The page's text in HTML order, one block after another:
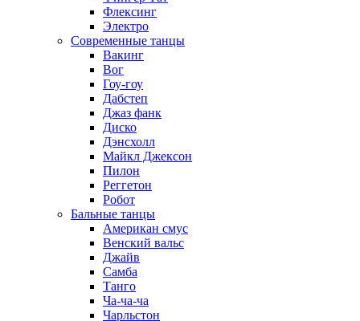
Флексинг
Электро
Современные танцы
Вакинг
Вог
Гоу-гоу
Дабстеп
Джаз фанк
Диско
Дэнсхолл
Майкл Джексон
Пилон
Реггетон
Робот
Бальные танцы
Американ смус
Венский вальс
Джайв
Самба
Танго
Ча-ча-ча
Чарльстон